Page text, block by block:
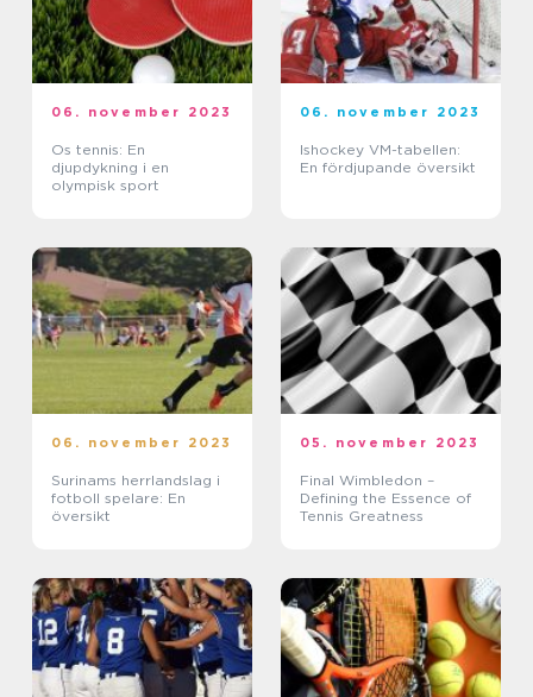
06. november 2023
Os tennis: En
djupdykning i en
olympisk sport
06. november 2023
Ishockey VM-tabellen:
En fördjupande översikt
06. november 2023
Surinams herrlandslag i
fotboll spelare: En
översikt
05. november 2023
Final Wimbledon –
Defining the Essence of
Tennis Greatness